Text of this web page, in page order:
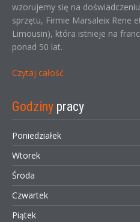
wzorujemy się na
sprzętu, Firmie Marsaleix Rene
Limousin), która istnieje na
ponad 50 lat.
Czytaj całość
Godziny pracy
Poniedziałek
Wtorek
Środa
Czwartek
Piątek